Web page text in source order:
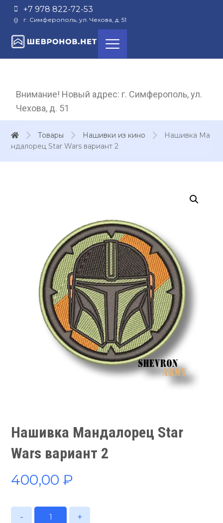
+7 978 822-72-53
г. Симферополь, ул. Чехова, д. 51
Внимание! Новый адрес: г. Симферополь, ул.
Чехова, д. 51
Товары Нашивки из кино
Нашивка Ма
ндалорец Star Wars вариант 2
Нашивка Мандалорец Star
Wars вариант 2
400,00₽
- +